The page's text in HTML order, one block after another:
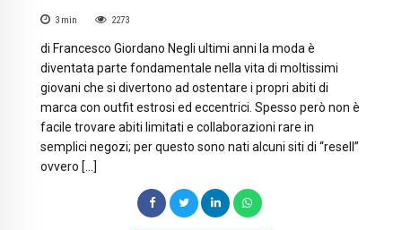
3 min 2273
di Francesco Giordano Negli ultimi anni la moda è
diventata parte fondamentale nella vita di moltissimi
giovani che si divertono ad ostentare i propri abiti di
marca con outfit estrosi ed eccentrici. Spesso però non è
facile trovare abiti limitati e collaborazioni rare in
semplici negozi; per questo sono nati alcuni siti di “resell”
ovvero […]